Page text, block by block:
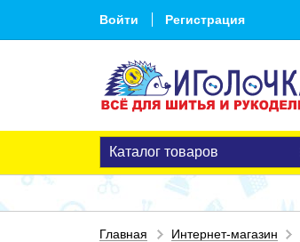
Войти Регистрация
Каталог товаров
Главная Интернет-магазин